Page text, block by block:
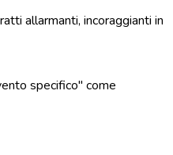
allarmanti, incoraggianti in
specifico" come